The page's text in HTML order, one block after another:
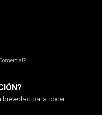
brevedad para poder